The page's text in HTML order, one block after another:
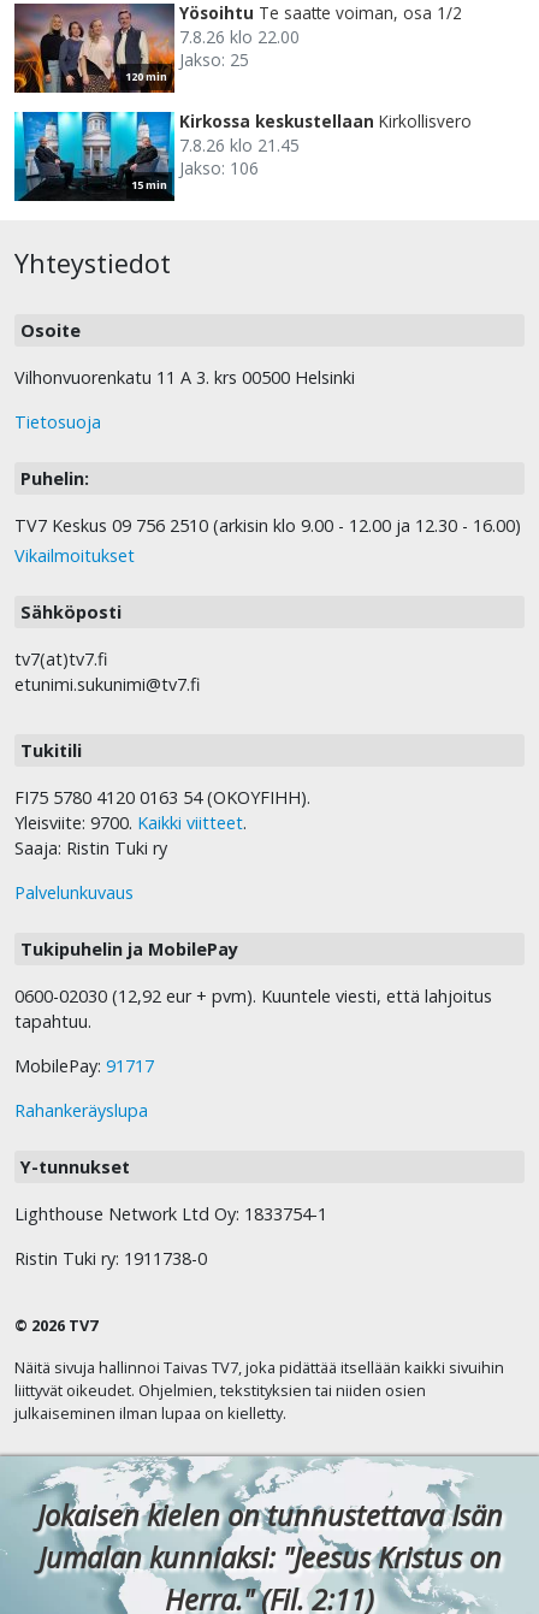
120 min
Yösoihtu Te saatte voiman, osa 1/2
7.8.26 klo 22.00
Jakso: 25
15 min
Kirkossa keskustellaan Kirkollisvero
7.8.26 klo 21.45
Jakso: 106
Yhteystiedot
Osoite
Vilhonvuorenkatu 11 A 3. krs 00500 Helsinki
Tietosuoja
Puhelin:
TV7 Keskus 09 756 2510 (arkisin klo 9.00 - 12.00 ja 12.30 - 16.00)
Vikailmoitukset
Sähköposti
tv7(at)tv7.fi
etunimi.sukunimi@tv7.fi
Tukitili
FI75 5780 4120 0163 54 (OKOYFIHH).
Yleisviite: 9700. Kaikki viitteet.
Saaja: Ristin Tuki ry
Palvelunkuvaus
Tukipuhelin ja MobilePay
0600-02030 (12,92 eur + pvm). Kuuntele viesti, että lahjoitus
tapahtuu.
MobilePay: 91717
Rahankeräyslupa
Y-tunnukset
Lighthouse Network Ltd Oy: 1833754-1
Ristin Tuki ry: 1911738-0
© 2026 TV7
Näitä sivuja hallinnoi Taivas TV7, joka pidättää itsellään kaikki sivuihin
liittyvät oikeudet. Ohjelmien, tekstityksien tai niiden osien
julkaiseminen ilman lupaa on kielletty.
Jokaisen kielen on tunnustettava Isän
Jumalan kunniaksi: "Jeesus Kristus on
Herra." (Fil. 2:11)